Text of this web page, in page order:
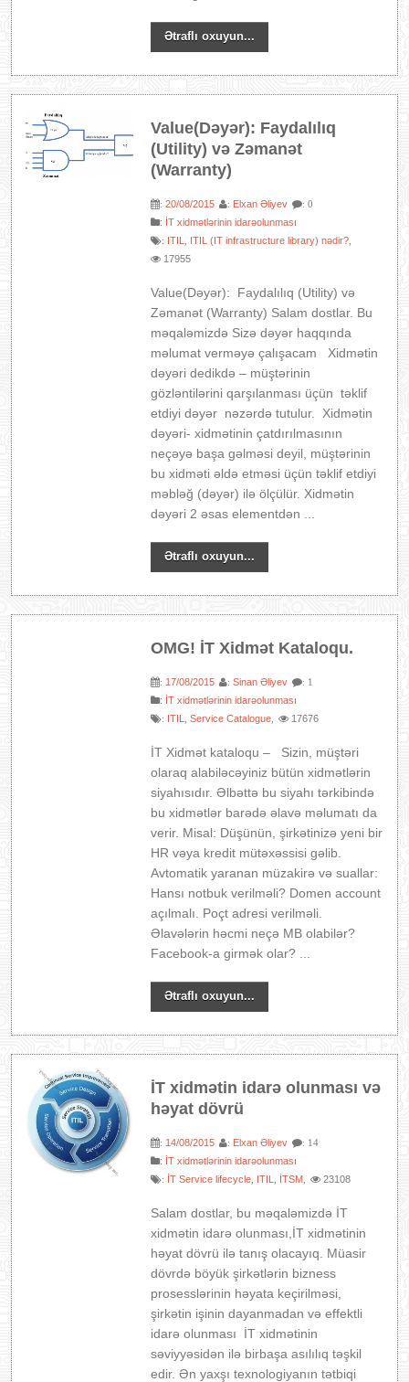
Ətraflı oxuyun...
Value(Dəyər): Faydalılıq
(Utility) və Zəmanət
(Warranty)
:20/08/2015 : Elxan Əliyev : 0
: İT xidmətlərinin idarəolunması
: ITIL ITIL (IT infrastructure library) nədir?
17955
Value(Dəyər): Faydalılıq (Utility) və
Zəmanət (Warranty) Salam dostlar. Bu
məqaləmizdə Sizə dəyər haqqında
məlumat verməyə çalışacam Xidmətin
dəyəri dedikdə – müştərinin
gözləntilərini qarşılanması üçün təklif
etdiyi dəyər nəzərdə tutulur. Xidmətin
dəyəri- xidmətinin çatdırılmasının
neçəyə başa gəlməsi deyil, müştərinin
bu xidməti əldə etməsi üçün təklif etdiyi
məbləğ (dəyər) ilə ölçülür. Xidmətin
dəyəri 2 əsas elementdən ...
Ətraflı oxuyun...
OMG! İT Xidmət Kataloqu.
: 17/08/2015 :Sinan Əliyev : 1
: İT xidmətlərinin idarəolunması
: ITIL ,Service Catalogue 17676
İT Xidmət kataloqu – Sizin, müştəri
olaraq alabiləcəyiniz bütün xidmətlərin
siyahısıdır. Əlbəttə bu siyahı tərkibində
bu xidmətlər barədə əlavə məlumatı da
verir. Misal: Düşünün, şirkətinizə yeni bir
HR vəya kredit mütəxəssisi gəlib.
Avtomatik yaranan müzakirə və suallar:
Hansı notbuk verilməli? Domen account
açılmalı. Poçt adresi verilməli.
Əlavələrin həcmi neçə MB olabilər?
Facebook-a girmək olar? ...
Ətraflı oxuyun...
İT xidmətin idarə olunması və
həyat dövrü
: 14/08/2015 : Elxan Əliyev : 14
: İT xidmətlərinin idarəolunması
: İT Service lifecycle ITIL İTSM 23108
Salam dostlar, bu məqaləmizdə İT
xidmətin idarə olunması,İT xidmətinin
həyat dövrü ilə tanış olacayıq. Müasir
dövrdə böyük şirkətlərin bizness
prosesslərinin həyata keçirilməsi,
şirkətin işinin dayanmadan və effektli
idarə olunması İT xidmətinin
səviyyəsidən ilə birbaşa asılılıq təşkil
edir. Ən yaxşı texnologiyanın tətbiqi